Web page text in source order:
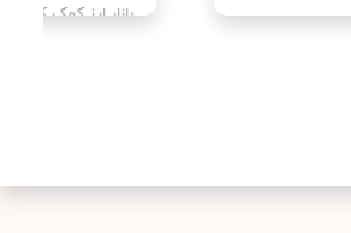
بازار ارز کمک کنند.